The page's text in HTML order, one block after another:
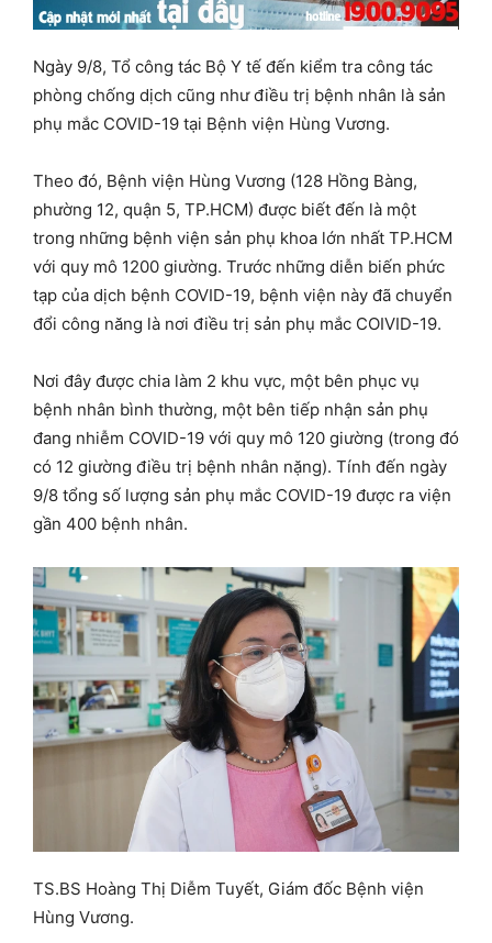
Ngày 9/8, Tổ công tác Bộ Y tế đến kiểm tra công tác
phòng chống dịch cũng như điều trị bệnh nhân là sản
phụ mắc COVID-19 tại Bệnh viện Hùng Vương.
Theo đó, Bệnh viện Hùng Vương (128 Hồng Bàng,
phường 12, quận 5, TP.HCM) được biết đến là một
trong những bệnh viện sản phụ khoa lớn nhất TP.HCM
với quy mô 1200 giường. Trước những diễn biến phức
tạp của dịch bệnh COVID-19, bệnh viện này đã chuyển
đổi công năng là nơi điều trị sản phụ mắc COIVID-19.
Nơi đây được chia làm 2 khu vực, một bên phục vụ
bệnh nhân bình thường, một bên tiếp nhận sản phụ
đang nhiễm COVID-19 với quy mô 120 giường (trong đó
có 12 giường điều trị bệnh nhân nặng). Tính đến ngày
9/8 tổng số lượng sản phụ mắc COVID-19 được ra viện
gần 400 bệnh nhân.
TS.BS Hoàng Thị Diễm Tuyết, Giám đốc Bệnh viện
Hùng Vương.